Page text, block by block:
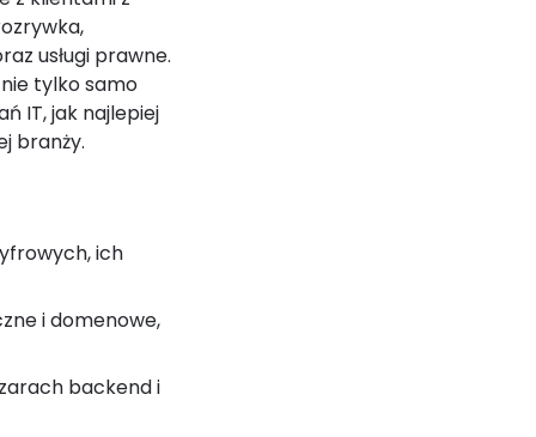
usługi prawne.
tylko samo
IT, jak najlepiej
branży.
ich
i domenowe,
backend i